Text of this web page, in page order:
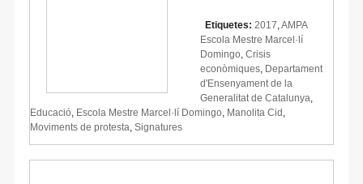
Etiquetes: 2017 AMPA
Escola Mestre Marcel·lí
Domingo Crisis
econòmiques Departament
d'Ensenyament de la
Generalitat de Catalunya
Educació Escola Mestre Marcel·lí Domingo Manolita Cid
Moviments de protesta Signatures